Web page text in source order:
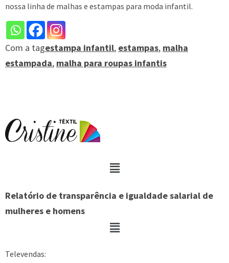
nossa linha de malhas e estampas para moda infantil.
Com a tagestampa infantil, estampas, malha
estampada, malha para roupas infantis
Relatório de transparência e igualdade salarial de
mulheres e homens
Televendas: